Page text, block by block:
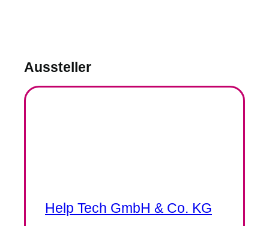
Aussteller
Help Tech GmbH & Co. KG